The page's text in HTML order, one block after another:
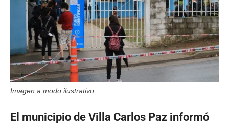
Imagen a modo ilustrativo.
El municipio de Villa Carlos Paz informó